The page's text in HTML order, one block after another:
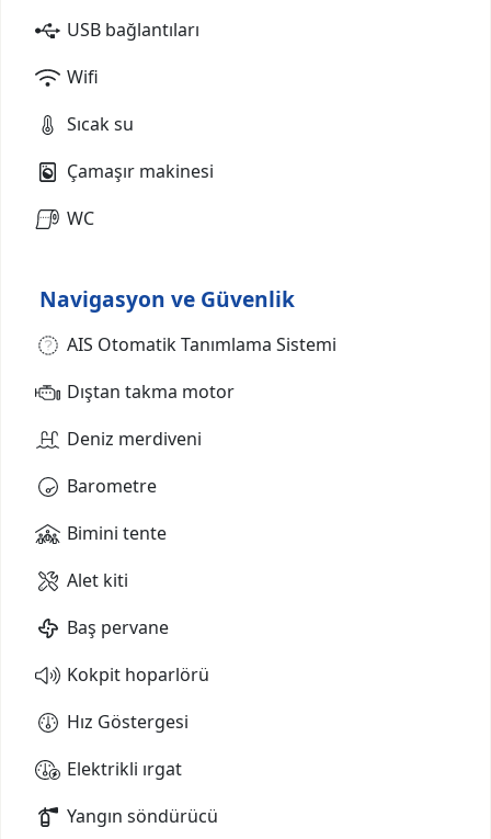
USB bağlantıları
Wifi
Sıcak su
Çamaşır makinesi
WC
Navigasyon ve Güvenlik
AIS Otomatik Tanımlama Sistemi
Dıştan takma motor
Deniz merdiveni
Barometre
Bimini tente
Alet kiti
Baş pervane
Kokpit hoparlörü
Hız Göstergesi
Elektrikli ırgat
Yangın söndürücü